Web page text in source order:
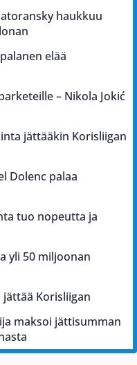
haukkuu
elää
– Nikola Jokić
jättääkin Korisliigan
Dolenc palaa
tuo nopeutta ja
yli 50 miljoonan
jättää Korisliigan
maksoi jättisumman